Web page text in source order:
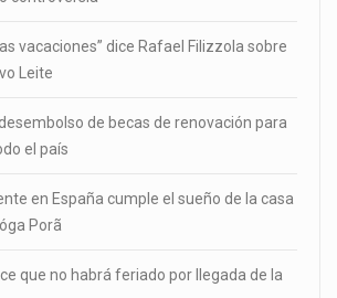
vacaciones” dice Rafael Filizzola sobre
Leite
de becas de renovación para
el país
en España cumple el sueño de la casa
Porã
que no habrá feriado por llegada de la